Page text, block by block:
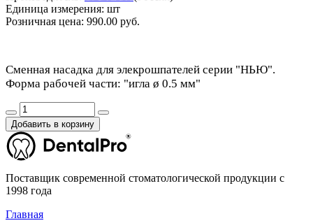
Единица измерения: шт
Розничная цена: 990.00 руб.
Сменная насадка для элекрошпателей серии "НЬЮ".
Форма рабочей части: "игла ø 0.5 мм"
Добавить в корзину
Поставщик современной стоматологической продукции с
1998 года
Главная